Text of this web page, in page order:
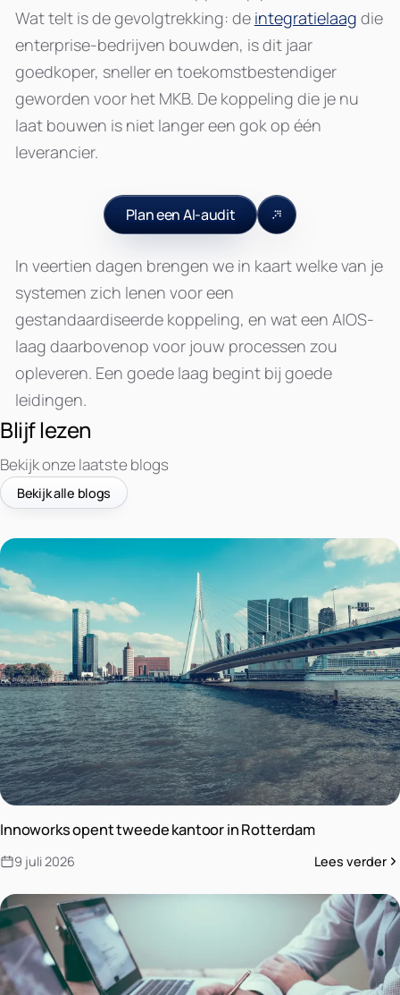
Wat telt is de gevolgtrekking: de integratielaag die
enterprise-bedrijven bouwden, is dit jaar
goedkoper, sneller en toekomstbestendiger
geworden voor het MKB. De koppeling die je nu
laat bouwen is niet langer een gok op één
leverancier.
Plan een AI-audit
In veertien dagen brengen we in kaart welke van je
systemen zich lenen voor een
gestandaardiseerde koppeling, en wat een AIOS-
laag daarbovenop voor jouw processen zou
opleveren. Een goede laag begint bij goede
leidingen.
Blijf lezen
Bekijk onze laatste blogs
Bekijk alle blogs
Innoworks opent tweede kantoor in Rotterdam
9 juli 2026 Lees verder